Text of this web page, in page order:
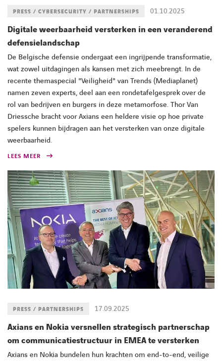
01.10.2025
PRESS / CYBERSECURITY / PARTNERSHIPS
Digitale weerbaarheid versterken in een veranderend
defensielandschap
De Belgische defensie ondergaat een ingrijpende transformatie,
wat zowel uitdagingen als kansen met zich meebrengt. In de
recente themaspecial "Veiligheid" van Trends (Mediaplanet)
namen zeven experts, deel aan een rondetafelgesprek over de
rol van bedrijven en burgers in deze metamorfose. Thor Van
Driessche bracht voor Axians een heldere visie op hoe private
spelers kunnen bijdragen aan het versterken van onze digitale
weerbaarheid.
LEES MEER
17.09.2025
PRESS / PARTNERSHIPS
Axians en Nokia versnellen strategisch partnerschap
om communicatiestructuur in EMEA te versterken
Axians en Nokia bundelen hun krachten om end-to-end, veilige